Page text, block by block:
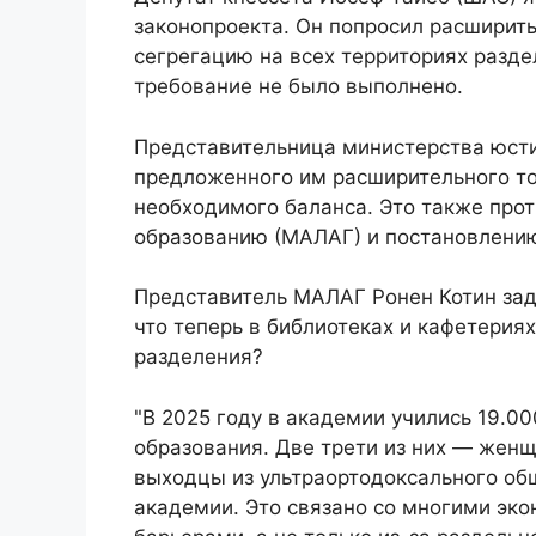
законопроекта. Он попросил
сегрегацию на всех территориях
требование не было выполнено.
Представительница министерства
предложенного им расширительного
необходимого баланса. Это также
образованию (МАЛАГ) и
Представитель МАЛАГ Ронен Котин
что теперь в библиотеках и
разделения?
"В 2025 году в академии учились
образования. Две трети из них —
выходцы из ультраортодоксального
академии. Это связано со многими